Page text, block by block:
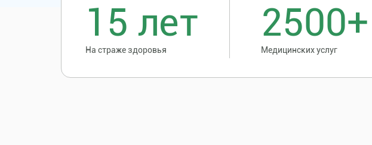
15 лет
На страже здоровья
2500+
Медицинских услуг